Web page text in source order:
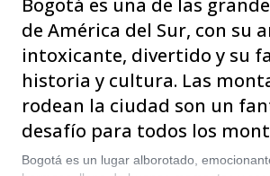
Bogotá es una de las
de América del Sur, con su
intoxicante, divertido y su
historia y cultura. Las
rodean la ciudad son un
desafío para todos los
Bogotá es un lugar alborotado,